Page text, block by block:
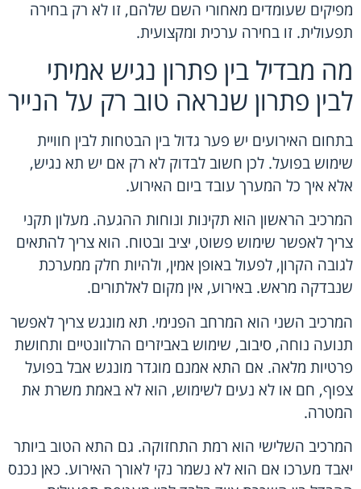
מפיקים שעומדים מאחורי השם שלהם, זו לא רק בחירה
תפעולית. זו בחירה ערכית ומקצועית.
מה מבדיל בין פתרון נגיש אמיתי
לבין פתרון שנראה טוב רק על הנייר
בתחום האירועים יש פער גדול בין הבטחות לבין חוויית
שימוש בפועל. לכן חשוב לבדוק לא רק אם יש תא נגיש,
אלא איך כל המערך עובד ביום האירוע.
המרכיב הראשון הוא תקינות ונוחות ההגעה. מעלון תקני
צריך לאפשר שימוש פשוט, יציב ובטוח. הוא צריך להתאים
לגובה הקרון, לפעול באופן אמין, ולהיות חלק ממערכת
שנבדקה מראש. באירוע, אין מקום לאלתורים.
המרכיב השני הוא המרחב הפנימי. תא מונגש צריך לאפשר
תנועה נוחה, סיבוב, שימוש באביזרים הרלוונטיים ותחושת
פרטיות מלאה. אם התא אמנם מוגדר מונגש אבל בפועל
צפוף, חם או לא נעים לשימוש, הוא לא באמת משרת את
המטרה.
המרכיב השלישי הוא רמת התחזוקה. גם התא הטוב ביותר
יאבד מערכו אם הוא לא נשמר נקי לאורך האירוע. כאן נכנס